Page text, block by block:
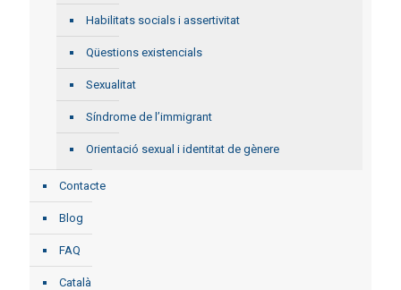
Habilitats socials i assertivitat
Qüestions existencials
Sexualitat
Síndrome de l’immigrant
Orientació sexual i identitat de gènere
Contacte
Blog
FAQ
Català